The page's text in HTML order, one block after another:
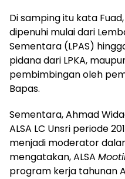
Di samping itu kata
dipenuhi mulai dari
Sementara (LPAS)
pidana dari LPKA,
pembimbingan oleh
Bapas.
Sementara, Ahmad
ALSA LC Unsri periode
menjadi moderator
mengatakan, ALSA
program kerja tahunan